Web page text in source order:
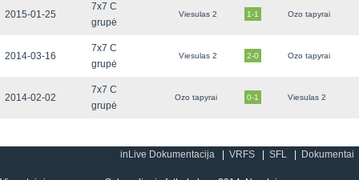
2015-01-25
7x7 C
grupė
Viesulas 2 1-1 Ozo tapyrai
2014-03-16
7x7 C
grupė
Viesulas 2 2-0 Ozo tapyrai
2014-02-02
7x7 C
grupė
Ozo tapyrai 0-1 Viesulas 2
inLive Dokumentacija VRFS SFL Dokumentai